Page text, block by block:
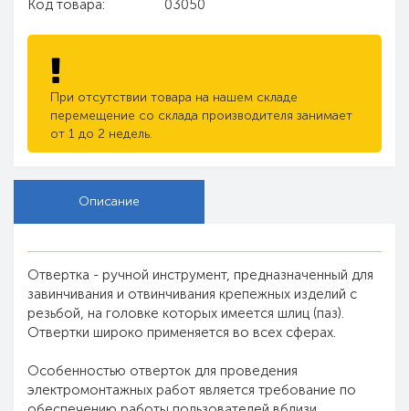
Код товара:
03050
При отсутствии товара на нашем складе
перемещение со склада производителя занимает
от 1 до 2 недель.
Описание
Отвертка - ручной инструмент, предназначенный для
завинчивания и отвинчивания крепежных изделий с
резьбой, на головке которых имеется шлиц (паз).
Отвертки широко применяется во всех сферах.
Особенностью отверток для проведения
электромонтажных работ является требование по